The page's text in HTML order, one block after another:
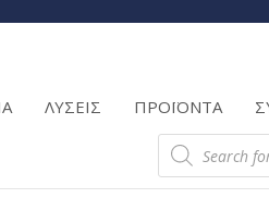
ΛΥΣΕΙΣ ΠΡΟΪΟΝΤΑ
Products
search